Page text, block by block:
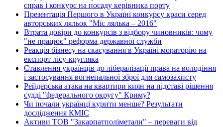
справ і конкурс на посаду керівника порту
Презентація Першого в Україні конкурсу краси серед
авторських ляльок "Міс лялька – 2016"
Втрата довіри до конкурсів з відбору чиновників: чому
"не працює" реформа державної служби
Реакція бізнесу на скасування в Україні мораторію на
експорт лісу-кругляка
Ставлення українців до лібералізації права на володіння
і застосування вогнепальної зброї для самозахисту
Рейдерська атака на квартири киян на підставі рішення
судді "федерального округу" Криму?
Чи почали українці курити менше? Результати
дослідження КМІС
Активи ТОВ "Закарпатполіметали" – переваги від